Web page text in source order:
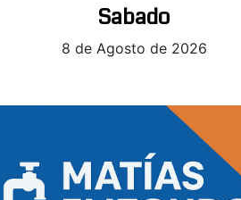
Sabado
8 de Agosto de 2026